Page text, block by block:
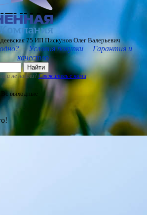
75 ИП Пискунов Олег Валерьевич
Условия покупки
Гарантия и
качество
Найти
и не нашли? Свяжитесь с нами
выходные